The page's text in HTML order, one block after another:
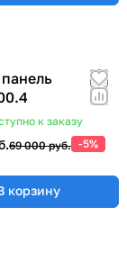
к заказу
69 000 руб. -5%
корзину